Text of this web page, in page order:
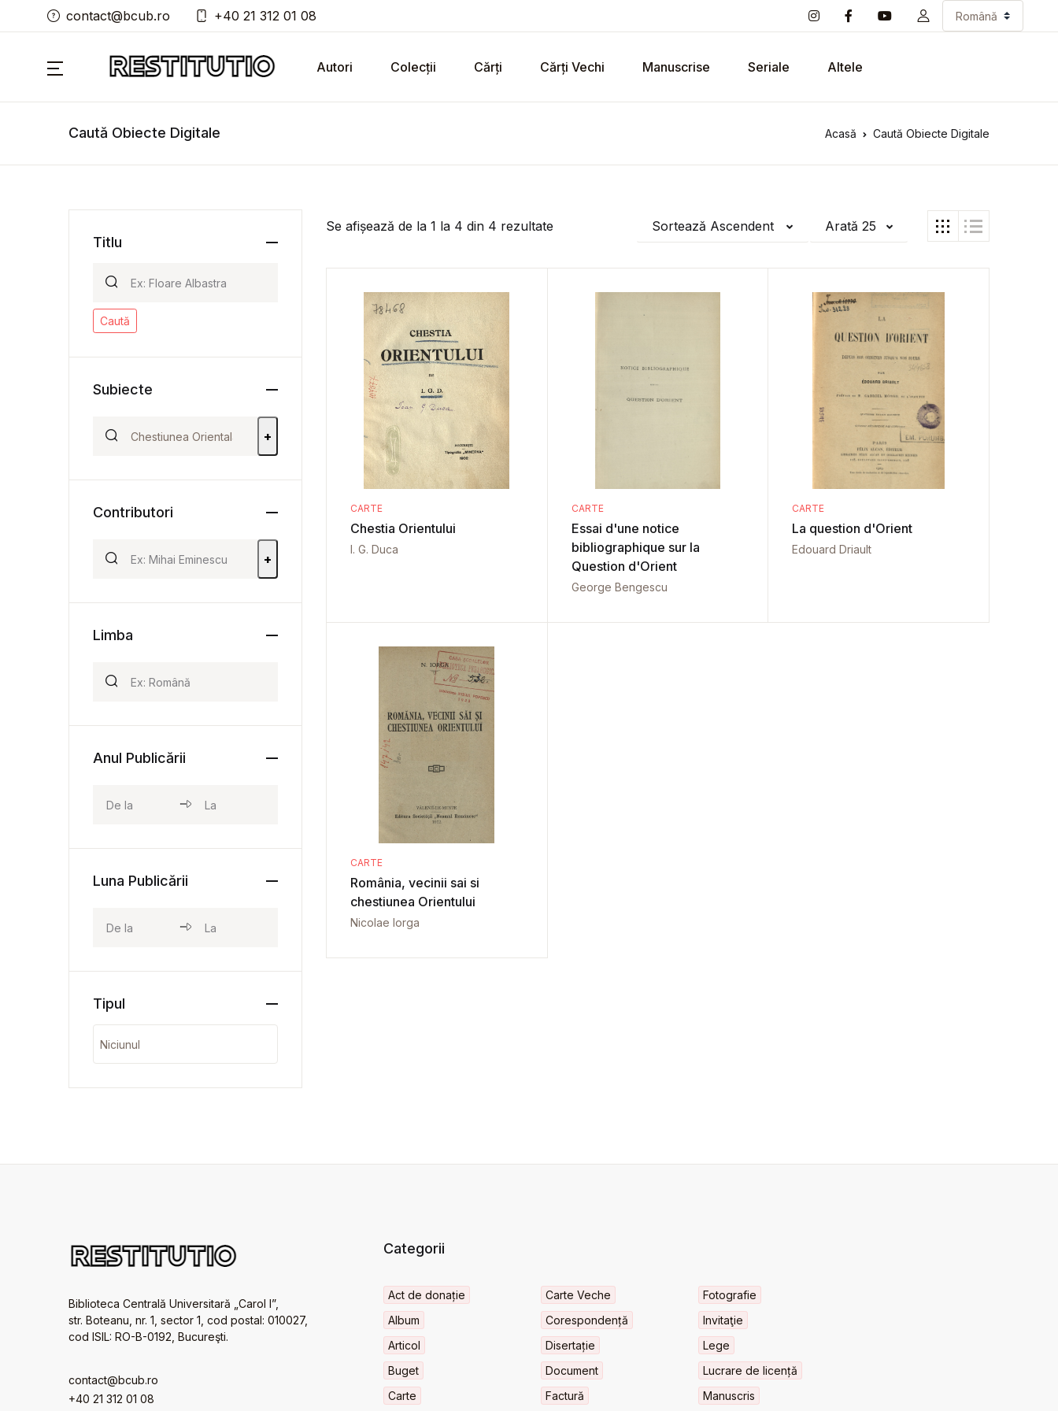
contact@bcub.ro +40 21 312 01 08
Autori Colecții Cărți Cărți Vechi Manuscrise Seriale Altele
Caută Obiecte Digitale Acasă Caută Obiecte Digitale
Se afișează de la 1 la 4 din 4 rezultate Sortează Ascendent Arată 25
CARTE
Chestia Orientului
I. G. Duca
CARTE
Essai d'une notice
bibliographique sur la
Question d'Orient
George Bengescu
CARTE
La question d'Orient
Edouard Driault
CARTE
România, vecinii sai si
chestiunea Orientului
Nicolae Iorga
Titlu
Caută
Subiecte
+
Contributori
+
Limba
Anul Publicării
Luna Publicării
Tipul
Biblioteca Centrală Universitară „Carol I”,
str. Boteanu, nr. 1, sector 1, cod postal: 010027,
cod ISIL: RO-B-0192, Bucureşti.
contact@bcub.ro
+40 21 312 01 08
Categorii
Act de donație
Album
Articol
Buget
Carte
Carte Veche
Corespondență
Disertație
Document
Factură
Fotografie
Invitaţie
Lege
Lucrare de licență
Manuscris